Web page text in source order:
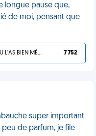
longue pause que,
de moi, pensant que
TU L'AS BIEN MÉRITÉ 7 752
super important
peu de parfum, je file